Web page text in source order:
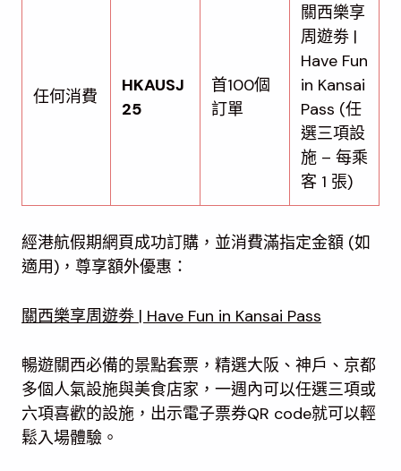
任何消費
HKAUSJ
25
首100個
訂單
關西樂享
周遊劵 |
Have Fun
in Kansai
Pass (任
選三項設
施 – 每乘
客 1 張)
經港航假期網頁成功訂購，並消費滿指定金額 (如
適用)，尊享額外優惠：
關西樂享周遊劵 | Have Fun in Kansai Pass
暢遊關西必備的景點套票，精選大阪、神戶、京都
多個人氣設施與美食店家，一週內可以任選三項或
六項喜歡的設施，出示電子票券QR code就可以輕
鬆入場體驗。